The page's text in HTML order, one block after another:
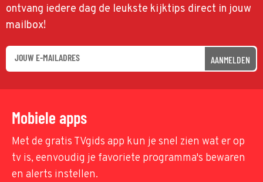
ontvang iedere dag de leukste kijktips direct in jouw
mailbox!
AANMELDEN
Mobiele apps
Met de gratis TVgids app kun je snel zien wat er op
tv is, eenvoudig je favoriete programma's bewaren
en alerts instellen.